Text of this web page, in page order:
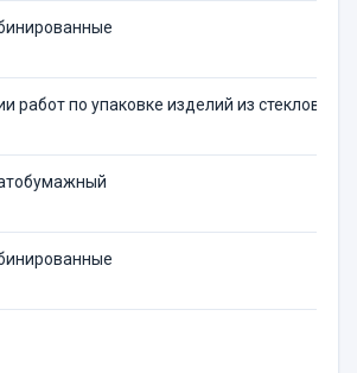
работ по упаковке изделий из